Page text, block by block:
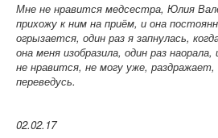
Мне не нравится медсестра, Юлия
прихожу к ним на приём, и она
огрызается, один раз я запнулась,
она меня изобразила, один раз
не нравится, не могу уже,
переведусь.
02.02.17